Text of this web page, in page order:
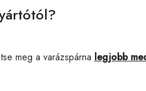
meg a varázspárna legjobb